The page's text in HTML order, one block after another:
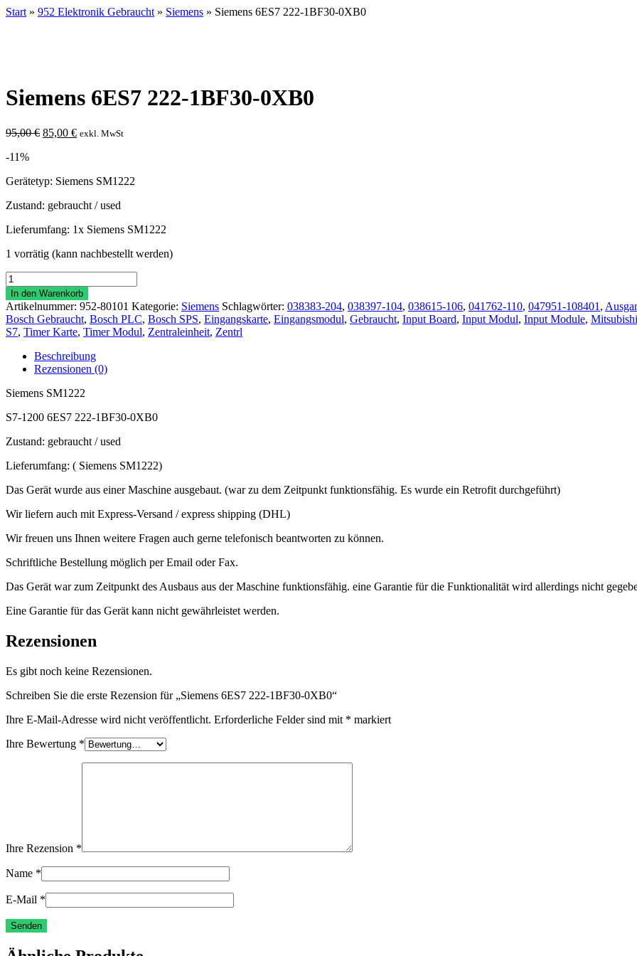
Start » 952 Elektronik Gebraucht » Siemens » Siemens 6ES7 222-1BF30-0XB0
Siemens 6ES7 222-1BF30-0XB0
95,00€ Ursprünglicher
85,00 €Aktueller
exkl. MwSt
-11%
Gerätetyp: Siemens SM1222
Zustand: gebraucht / used
Lieferumfang: 1x Siemens SM1222
1 vorrätig (kann nachbestellt werden)
Siemens
6ES7
222-
1BF30-
0XB0
Menge
In den Warenkorb
Artikelnummer: 952-80101 Kategorie: Siemens Schlagwörter: 038383-204, 038397-104, 038615-106, 041762-110, 047951-108401 ,
Bosch Gebraucht, Bosch PLC, Bosch SPS, Eingangskarte, Eingangsmodul, Gebraucht, Input Board, Input Modul, Input Module,
S7, Timer Karte, Timer Modul, Zentraleinheit, Zentrl
Beschreibung
Rezensionen (0)
Siemens SM1222
S7-1200 6ES7 222-1BF30-0XB0
Zustand: gebraucht / used
Lieferumfang: ( Siemens SM1222)
Das Gerät wurde aus einer Maschine ausgebaut. (war zu dem Zeitpunkt funktionsfähig. Es wurde ein Retrofit durchgeführt)
Wir liefern auch mit Express-Versand / express shipping (DHL)
Wir freuen uns Ihnen weitere Fragen auch gerne telefonisch beantworten zu können.
Schriftliche Bestellung möglich per Email oder Fax.
Das Gerät war zum Zeitpunkt des Ausbaus aus der Maschine funktionsfähig. eine Garantie für die Funktionalität wird allerdings nicht
Eine Garantie für das Gerät kann nicht gewährleistet werden.
Rezensionen
Es gibt noch keine Rezensionen.
Schreiben Sie die erste Rezension für „Siemens 6ES7 222-1BF30-0XB0“
Ihre E-Mail-Adresse wird nicht veröffentlicht. Erforderliche Felder sind mit * markiert
Ihre Bewertung *
Ihre Rezension *
Name *
E-Mail *